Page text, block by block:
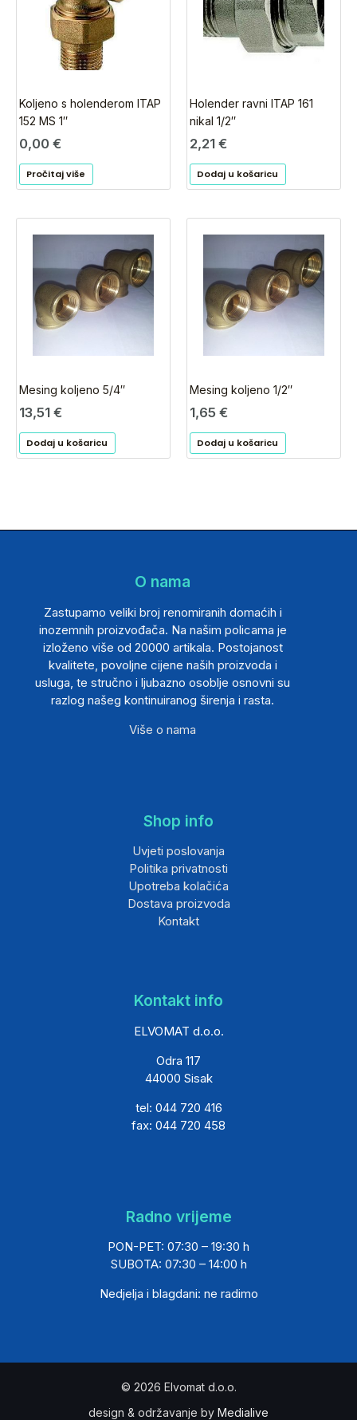
Koljeno s holenderom ITAP
152 MS 1″
0,00 €
Pročitaj više
Holender ravni ITAP 161
nikal 1/2″
2,21 €
Dodaj u košaricu
Mesing koljeno 5/4″
13,51 €
Dodaj u košaricu
Mesing koljeno 1/2″
1,65 €
Dodaj u košaricu
O nama
Zastupamo veliki broj renomiranih domaćih i
inozemnih proizvođača. Na našim policama je
izloženo više od 20000 artikala. Postojanost
kvalitete, povoljne cijene naših proizvoda i
usluga, te stručno i ljubazno osoblje osnovni su
razlog našeg kontinuiranog širenja i rasta.
Više o nama
Shop info
Uvjeti poslovanja
Politika privatnosti
Upotreba kolačića
Dostava proizvoda
Kontakt
Kontakt info
ELVOMAT d.o.o.
Odra 117
44000 Sisak
tel: 044 720 416
fax: 044 720 458
Radno vrijeme
PON-PET: 07:30 – 19:30 h
SUBOTA: 07:30 – 14:00 h
Nedjelja i blagdani: ne radimo
© 2026 Elvomat d.o.o.
design & održavanje by Medialive